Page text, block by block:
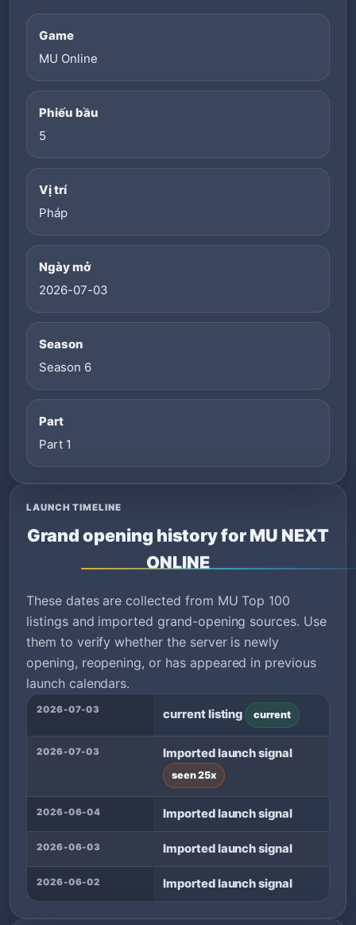
Game
MU Online
Phiếu bầu
5
Vị trí
Pháp
Ngày mở
2026-07-03
Season
Season 6
Part
Part 1
LAUNCH TIMELINE
Grand opening history for MU NEXT
ONLINE
These dates are collected from MU Top 100
listings and imported grand-opening sources. Use
them to verify whether the server is newly
opening, reopening, or has appeared in previous
launch calendars.
2026-07-03 current listing current
2026-07-03 Imported launch signal
seen 25x
2026-06-04 Imported launch signal
2026-06-03 Imported launch signal
2026-06-02 Imported launch signal